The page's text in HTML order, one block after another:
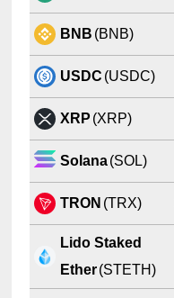
BNB (BNB)
USDC (USDC)
XRP (XRP)
Solana (SOL)
TRON (TRX)
Lido Staked
Ether (STETH)